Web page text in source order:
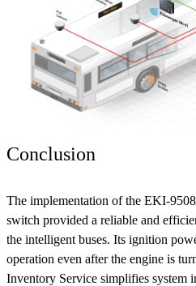
Conclusion
The implementation of the EKI-
switch provided a reliable and
the intelligent buses. Its ignition
operation even after the engine is
Inventory Service simplifies system